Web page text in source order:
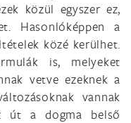
közül egyszer ez,
Hasonlóképpen a
közé kerülhet.
is, melyeket
vetve ezeknek a
vannak
út a dogma belső